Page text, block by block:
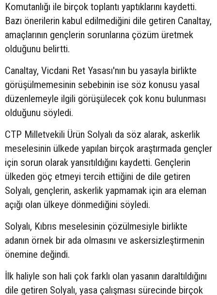
Komutanlığı ile birçok toplantı yaptıklarını kaydetti.
Bazı önerilerin kabul edilmediğini dile getiren Canaltay,
amaçlarının gençlerin sorunlarına çözüm üretmek
olduğunu belirtti.
Canaltay, Vicdani Ret Yasası'nın bu yasayla birlikte
görüşülmemesinin sebebinin ise söz konusu yasal
düzenlemeyle ilgili görüşülecek çok konu bulunması
olduğunu söyledi.
CTP Milletvekili Ürün Solyalı da söz alarak, askerlik
meselesinin ülkede yapılan birçok araştırmada gençler
için sorun olarak yansıtıldığını kaydetti. Gençlerin
ülkeden göç etmeyi tercih ettiğini de dile getiren
Solyalı, gençlerin, askerlik yapmamak için ara eleman
açığı olan ülkeye dönmediğini söyledi.
Solyalı, Kıbrıs meselesinin çözülmesiyle birlikte
adanın örnek bir ada olmasını ve askersizleştirmenin
önemine değindi.
İlk haliyle son hali çok farklı olan yasanın daraltıldığını
dile getiren Solyalı, yasa çalışması sürecinde birçok